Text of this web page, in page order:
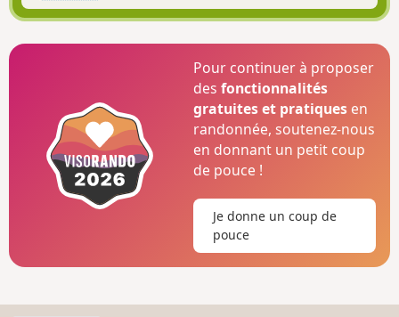
Pour continuer à proposer
desfonctionnalités
gratuites et pratiques en
randonnée, soutenez-nous
en donnant un petit coup
de pouce !
Je donne un coup de
pouce